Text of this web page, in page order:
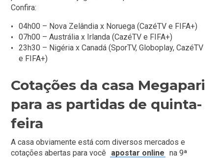
Confira:
04h00 – Nova Zelândia x Noruega (CazéTV e FIFA+)
07h00 – Austrália x Irlanda (CazéTV e FIFA+)
23h30 – Nigéria x Canadá (SporTV, Globoplay, CazéTV
e FIFA+)
Cotações da casa Megapari
para as partidas de quinta-
feira
A casa obviamente está com diversos mercados e
cotações abertas para você
apostar online na 9ª